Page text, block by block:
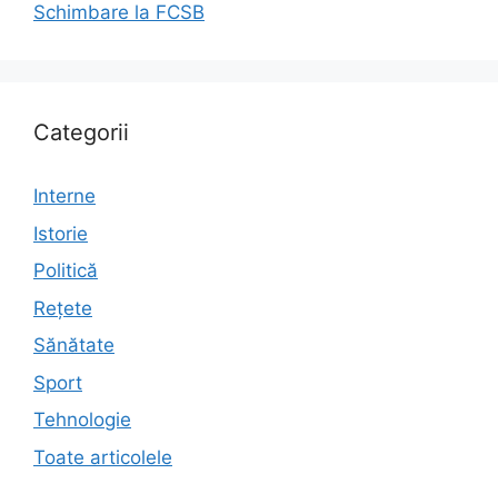
Schimbare la FCSB
Categorii
Interne
Istorie
Politică
Rețete
Sănătate
Sport
Tehnologie
Toate articolele